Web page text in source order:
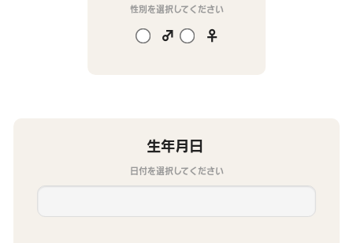
性別を選択してください
♂ ♀
生年月日
日付を選択してください